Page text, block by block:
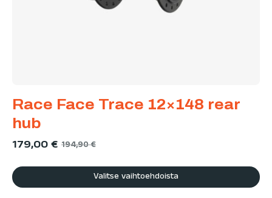
Race Face Trace 12×148 rear
hub
179,00€ 194,90€
Valitse vaihtoehdoista